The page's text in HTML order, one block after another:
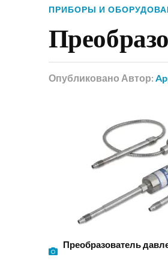
ПРИБОРЫ И
Опубликовано Автор:
Преобразователь